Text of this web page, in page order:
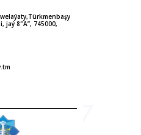
jaý 8″A”, 745000,